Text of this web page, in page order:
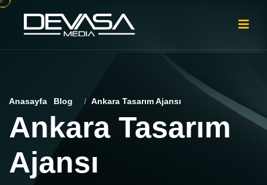
Anasayfa Blog Ankara Tasarım Ajansı
Ankara Tasarım
Ajansı